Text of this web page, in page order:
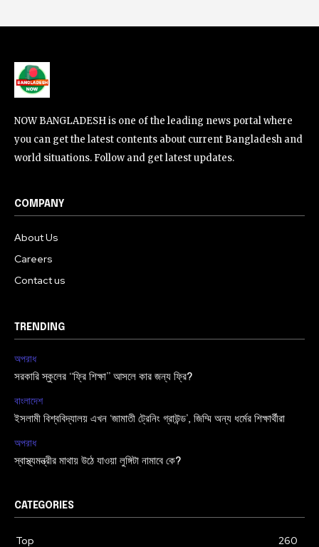
NOW BANGLADESH is one of the leading news portal where
you can get the latest contents about current Bangladesh and
world situations. Follow and get latest updates.
COMPANY
About Us
Careers
Contact us
TRENDING
অপরাধ
সরকারি স্কুলের “ফ্রি শিক্ষা” আসলে কার জন্য ফ্রি?
বাংলাদেশ
ইসলামী বিশ্ববিদ্যালয় এখন ‘জামাতী ট্রেনিং গ্রাউন্ড’, জিম্মি অন্য ধর্মের শিক্ষার্থীরা
অপরাধ
স্বাস্থ্যমন্ত্রীর মাথায় উঠে যাওয়া লুঙ্গিটা নামাবে কে?
CATEGORIES
Top 260